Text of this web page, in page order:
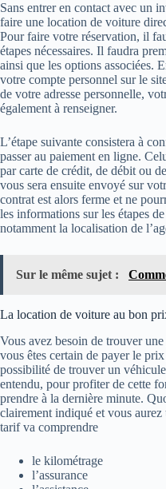
Sans entrer en contact avec un
faire une location de voiture
Pour faire votre réservation, il
étapes nécessaires. Il faudra
ainsi que les options associées.
votre compte personnel sur le
de votre adresse personnelle,
également à renseigner.
L’étape suivante consistera à
passer au paiement en ligne.
par carte de crédit, de débit ou
vous sera ensuite envoyé sur
contrat est alors ferme et ne
les informations sur les étapes
notamment la localisation de
Sur le même sujet :
La location de voiture au bon
Vous avez besoin de trouver une
vous êtes certain de payer le
possibilité de trouver un véhicule
entendu, pour profiter de cette
prendre à la dernière minute.
clairement indiqué et vous aurez
tarif va comprendre
le kilométrage
l’assurance